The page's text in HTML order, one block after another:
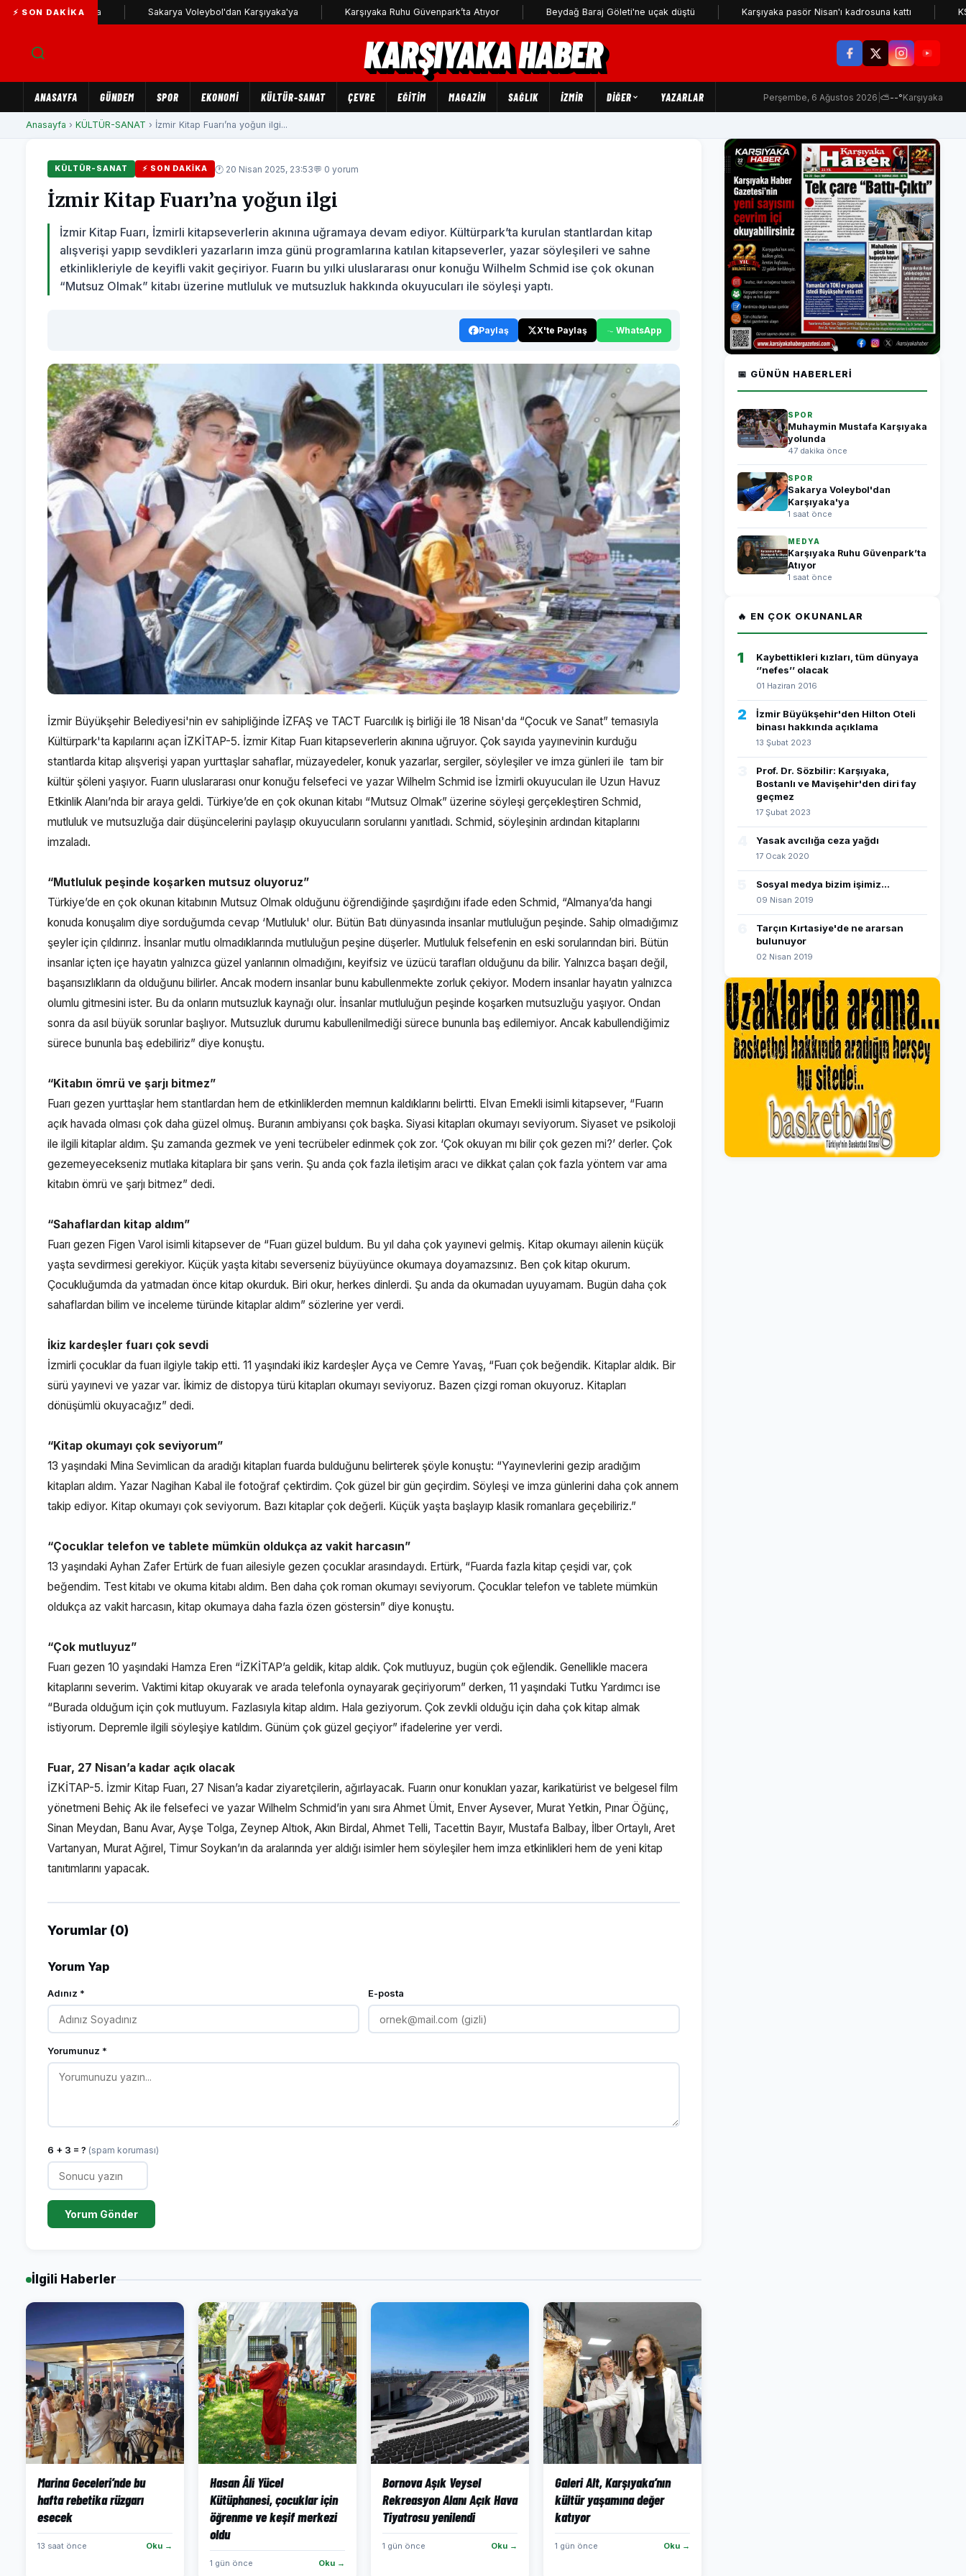
⚡ SON DAKIKA
yolunda Sakarya Voleybol'dan Karşıyaka'ya Karşıyaka Ruhu Güvenpark’ta Atıyor Beydağ Baraj Göleti'ne uçak düştü Karşıyaka pasör Nisan'ı kadrosuna kattı KSK için
KARŞIYAKA HABER
ANASAYFA GÜNDEM SPOR EKONOMİ KÜLTÜR-SANAT ÇEVRE EĞİTİM MAGAZİN SAĞLIK İZMİR DIĞER YAZARLAR Perşembe, 6 Ağustos 2026 ⛅--°Karşıyaka
Anasayfa › KÜLTÜR-SANAT › İzmir Kitap Fuarı’na yoğun ilgi...
KÜLTÜR-SANAT ⚡ SON DAKIKA 🕐 20 Nisan 2025, 23:53💬 0 yorum
İzmir Kitap Fuarı’na yoğun ilgi
İzmir Kitap Fuarı, İzmirli kitapseverlerin akınına uğramaya devam ediyor. Kültürpark’ta kurulan stantlardan kitap
alışverişi yapıp sevdikleri yazarların imza günü programlarına katılan kitapseverler, yazar söyleşileri ve sahne
etkinlikleriyle de keyifli vakit geçiriyor. Fuarın bu yılki uluslararası onur konuğu Wilhelm Schmid ise çok okunan
“Mutsuz Olmak” kitabı üzerine mutluluk ve mutsuzluk hakkında okuyucuları ile söyleşi yaptı.
Paylaş X'te Paylaş WhatsApp
İzmir Büyükşehir Belediyesi'nin ev sahipliğinde İZFAŞ ve TACT Fuarcılık iş birliği ile 18 Nisan'da “Çocuk ve Sanat” temasıyla
Kültürpark'ta kapılarını açan İZKİTAP-5. İzmir Kitap Fuarı kitapseverlerin akınına uğruyor. Çok sayıda yayınevinin kurduğu
stantlarda kitap alışverişi yapan yurttaşlar sahaflar, müzayedeler, konuk yazarlar, sergiler, söyleşiler ve imza günleri ile tam bir
kültür şöleni yaşıyor. Fuarın uluslararası onur konuğu felsefeci ve yazar Wilhelm Schmid ise İzmirli okuyucuları ile Uzun Havuz
Etkinlik Alanı’nda bir araya geldi. Türkiye’de en çok okunan kitabı “Mutsuz Olmak” üzerine söyleşi gerçekleştiren Schmid,
mutluluk ve mutsuzluğa dair düşüncelerini paylaşıp okuyucuların sorularını yanıtladı. Schmid, söyleşinin ardından kitaplarını
imzaladı.
“Mutluluk peşinde koşarken mutsuz oluyoruz”
Türkiye’de en çok okunan kitabının Mutsuz Olmak olduğunu öğrendiğinde şaşırdığını ifade eden Schmid, “Almanya’da hangi
konuda konuşalım diye sorduğumda cevap ‘Mutluluk' olur. Bütün Batı dünyasında insanlar mutluluğun peşinde. Sahip olmadığımız
şeyler için çıldırırız. İnsanlar mutlu olmadıklarında mutluluğun peşine düşerler. Mutluluk felsefenin en eski sorularından biri. Bütün
insanlar içten içe hayatın yalnızca güzel yanlarının olmadığını, keyifsiz ve üzücü tarafları olduğunu da bilir. Yalnızca başarı değil,
başarısızlıkların da olduğunu bilirler. Ancak modern insanlar bunu kabullenmekte zorluk çekiyor. Modern insanlar hayatın yalnızca
olumlu gitmesini ister. Bu da onların mutsuzluk kaynağı olur. İnsanlar mutluluğun peşinde koşarken mutsuzluğu yaşıyor. Ondan
sonra da asıl büyük sorunlar başlıyor. Mutsuzluk durumu kabullenilmediği sürece bununla baş edilemiyor. Ancak kabullendiğimiz
sürece bununla baş edebiliriz” diye konuştu.
“Kitabın ömrü ve şarjı bitmez”
Fuarı gezen yurttaşlar hem stantlardan hem de etkinliklerden memnun kaldıklarını belirtti. Elvan Emekli isimli kitapsever, “Fuarın
açık havada olması çok daha güzel olmuş. Buranın ambiyansı çok başka. Siyasi kitapları okumayı seviyorum. Siyaset ve psikoloji
ile ilgili kitaplar aldım. Şu zamanda gezmek ve yeni tecrübeler edinmek çok zor. ‘Çok okuyan mı bilir çok gezen mi?’ derler. Çok
gezemeyecekseniz mutlaka kitaplara bir şans verin. Şu anda çok fazla iletişim aracı ve dikkat çalan çok fazla yöntem var ama
kitabın ömrü ve şarjı bitmez” dedi.
“Sahaflardan kitap aldım”
Fuarı gezen Figen Varol isimli kitapsever de “Fuarı güzel buldum. Bu yıl daha çok yayınevi gelmiş. Kitap okumayı ailenin küçük
yaşta sevdirmesi gerekiyor. Küçük yaşta kitabı severseniz büyüyünce okumaya doyamazsınız. Ben çok kitap okurum.
Çocukluğumda da yatmadan önce kitap okurduk. Biri okur, herkes dinlerdi. Şu anda da okumadan uyuyamam. Bugün daha çok
sahaflardan bilim ve inceleme türünde kitaplar aldım” sözlerine yer verdi.
İkiz kardeşler fuarı çok sevdi
İzmirli çocuklar da fuarı ilgiyle takip etti. 11 yaşındaki ikiz kardeşler Ayça ve Cemre Yavaş, “Fuarı çok beğendik. Kitaplar aldık. Bir
sürü yayınevi ve yazar var. İkimiz de distopya türü kitapları okumayı seviyoruz. Bazen çizgi roman okuyoruz. Kitapları
dönüşümlü okuyacağız” dedi.
“Kitap okumayı çok seviyorum”
13 yaşındaki Mina Sevimlican da aradığı kitapları fuarda bulduğunu belirterek şöyle konuştu: “Yayınevlerini gezip aradığım
kitapları aldım. Yazar Nagihan Kabal ile fotoğraf çektirdim. Çok güzel bir gün geçirdim. Söyleşi ve imza günlerini daha çok annem
takip ediyor. Kitap okumayı çok seviyorum. Bazı kitaplar çok değerli. Küçük yaşta başlayıp klasik romanlara geçebiliriz.”
“Çocuklar telefon ve tablete mümkün oldukça az vakit harcasın”
13 yaşındaki Ayhan Zafer Ertürk de fuarı ailesiyle gezen çocuklar arasındaydı. Ertürk, “Fuarda fazla kitap çeşidi var, çok
beğendim. Test kitabı ve okuma kitabı aldım. Ben daha çok roman okumayı seviyorum. Çocuklar telefon ve tablete mümkün
oldukça az vakit harcasın, kitap okumaya daha fazla özen göstersin” diye konuştu.
“Çok mutluyuz”
Fuarı gezen 10 yaşındaki Hamza Eren “İZKİTAP’a geldik, kitap aldık. Çok mutluyuz, bugün çok eğlendik. Genellikle macera
kitaplarını severim. Vaktimi kitap okuyarak ve arada telefonla oynayarak geçiriyorum” derken, 11 yaşındaki Tutku Yardımcı ise
“Burada olduğum için çok mutluyum. Fazlasıyla kitap aldım. Hala geziyorum. Çok zevkli olduğu için daha çok kitap almak
istiyorum. Depremle ilgili söyleşiye katıldım. Günüm çok güzel geçiyor” ifadelerine yer verdi.
Fuar, 27 Nisan’a kadar açık olacak
İZKİTAP-5. İzmir Kitap Fuarı, 27 Nisan’a kadar ziyaretçilerin, ağırlayacak. Fuarın onur konukları yazar, karikatürist ve belgesel film
yönetmeni Behiç Ak ile felsefeci ve yazar Wilhelm Schmid’in yanı sıra Ahmet Ümit, Enver Aysever, Murat Yetkin, Pınar Öğünç,
Sinan Meydan, Banu Avar, Ayşe Tolga, Zeynep Altıok, Akın Birdal, Ahmet Telli, Tacettin Bayır, Mustafa Balbay, İlber Ortaylı, Aret
Vartanyan, Murat Ağırel, Timur Soykan’ın da aralarında yer aldığı isimler hem söyleşiler hem imza etkinlikleri hem de yeni kitap
tanıtımlarını yapacak.
Yorumlar (0)
Yorum Yap
Adınız * E-posta
Yorumunuz *
6 + 3 = ? (spam koruması)
Yorum Gönder
İlgili Haberler
Marina Geceleri’nde bu
hafta rebetika rüzgarı
esecek
13 saat önce Oku →
Hasan Âli Yücel
Kütüphanesi, çocuklar için
öğrenme ve keşif merkezi
oldu
1 gün önce Oku →
Bornova Aşık Veysel
Rekreasyon Alanı Açık Hava
Tiyatrosu yenilendi
1 gün önce Oku →
Galeri Alt, Karşıyaka’nın
kültür yaşamına değer
katıyor
1 gün önce Oku →
📅 GÜNÜN HABERLERI
SPOR
Muhaymin Mustafa Karşıyaka
yolunda
47 dakika önce
SPOR
Sakarya Voleybol'dan
Karşıyaka'ya
1 saat önce
MEDYA
Karşıyaka Ruhu Güvenpark’ta
Atıyor
1 saat önce
🔥 EN ÇOK OKUNANLAR
1
Kaybettikleri kızları, tüm dünyaya
‘’nefes’’ olacak
01 Haziran 2016
2
İzmir Büyükşehir'den Hilton Oteli
binası hakkında açıklama
13 Şubat 2023
Prof. Dr. Sözbilir: Karşıyaka,
Bostanlı ve Mavişehir'den diri fay
geçmez
17 Şubat 2023
Yasak avcılığa ceza yağdı
17 Ocak 2020
Sosyal medya bizim işimiz...
09 Nisan 2019
Tarçın Kırtasiye'de ne ararsan
bulunuyor
02 Nisan 2019